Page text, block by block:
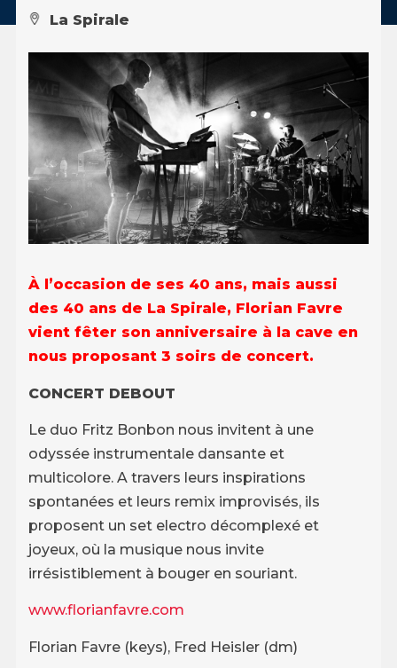
La Spirale
À l’occasion de ses 40 ans, mais aussi
des 40 ans de La Spirale, Florian Favre
vient fêter son anniversaire à la cave en
nous proposant 3 soirs de concert.
CONCERT DEBOUT
Le duo Fritz Bonbon nous invitent à une
odyssée instrumentale dansante et
multicolore. A travers leurs inspirations
spontanées et leurs remix improvisés, ils
proposent un set electro décomplexé et
joyeux, où la musique nous invite
irrésistiblement à bouger en souriant.
www.florianfavre.com
Florian Favre (keys), Fred Heisler (dm)